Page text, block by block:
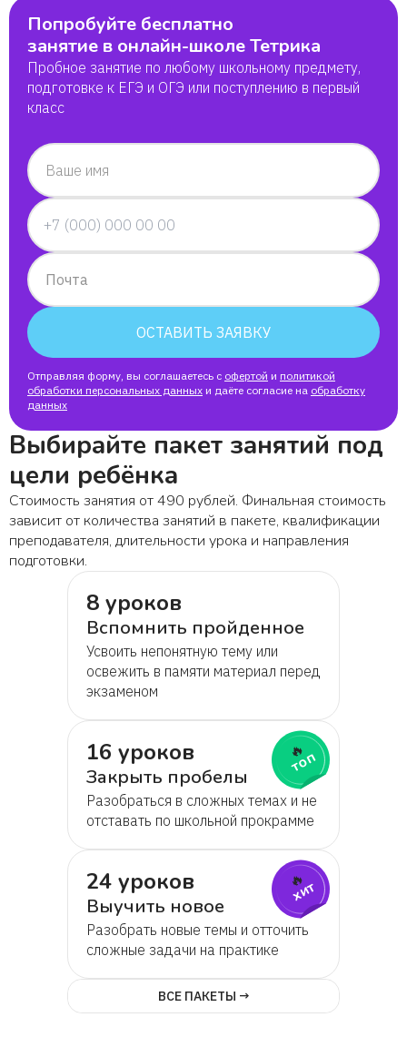
Максим
Артём
Маргарита
Никита
Милана
Попробуйте бесплатно
занятие в онлайн-школе Тетрика
Пробное занятие по любому школьному предмету,
подготовке к ЕГЭ и ОГЭ или поступлению в первый
класс
Ваше имя
Почта
ОСТАВИТЬ ЗАЯВКУ
Отправляя форму, вы соглашаетесь с офертой и политикой
обработки персональных данных и даёте согласие на обработку
данных
Выбирайте пакет занятий под
цели ребёнка
Стоимость занятия от 490 рублей. Финальная стоимость
зависит от количества занятий в пакете, квалификации
преподавателя, длительности урока и направления
подготовки.
8 уроков
Вспомнить пройденное
Усвоить непонятную тему или
освежить в памяти материал перед
экзаменом
16 уроков
Закрыть пробелы
Разобраться в сложных темах и не
отставать по школьной прокрамме
🔥
топ
24 уроков
Выучить новое
Разобрать новые темы и отточить
сложные задачи на практике
🔥
хит
ВСЕ ПАКЕТЫ →